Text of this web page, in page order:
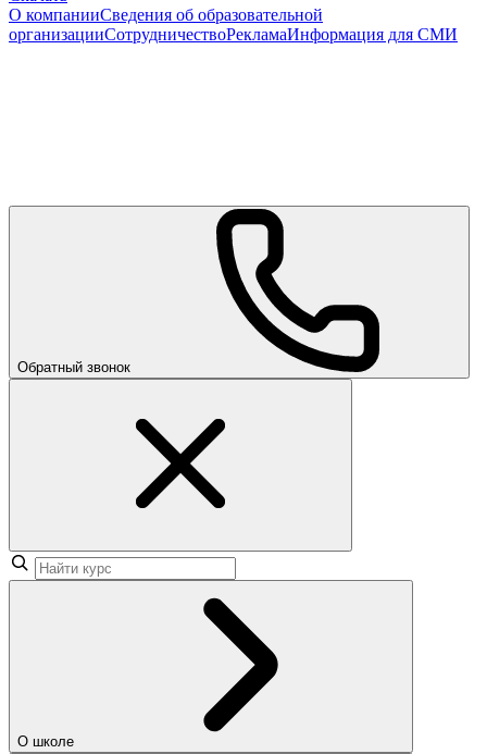
О компанииСведения об образовательной
организацииСотрудничествоРекламаИнформация для СМИ
Обратный звонок
О школе